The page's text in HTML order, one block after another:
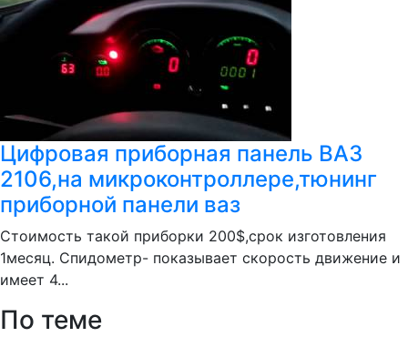
Цифровая приборная панель ВАЗ
2106,на микроконтроллере,тюнинг
приборной панели ваз
Стоимость такой приборки 200$,срок изготовления
1месяц. Спидометр- показывает скорость движение и
имеет 4...
По теме